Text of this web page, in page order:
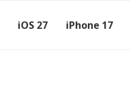
iOS 27 iPhone 17